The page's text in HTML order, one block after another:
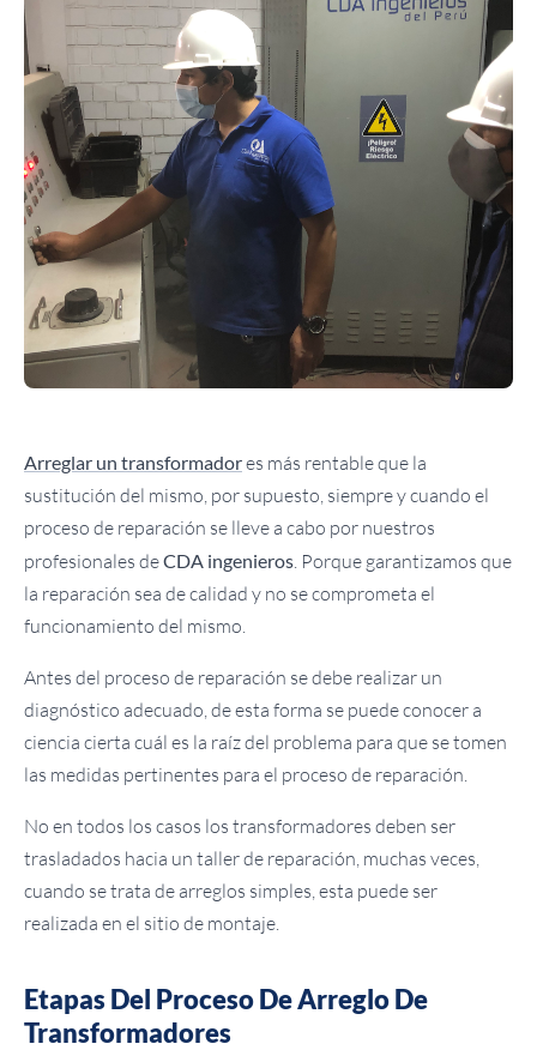
Arreglar un transformadores más rentable que la
sustitución del mismo, por supuesto, siempre y cuando el
proceso de reparación se lleve a cabo por nuestros
profesionales deCDA ingenieros . Porque garantizamos que
la reparación sea de calidad y no se comprometa el
funcionamiento del mismo.
Antes del proceso de reparación se debe realizar un
diagnóstico adecuado, de esta forma se puede conocer a
ciencia cierta cuál es la raíz del problema para que se tomen
las medidas pertinentes para el proceso de reparación.
No en todos los casos los transformadores deben ser
trasladados hacia un taller de reparación, muchas veces,
cuando se trata de arreglos simples, esta puede ser
realizada en el sitio de montaje.
Etapas Del Proceso De Arreglo De
Transformadores